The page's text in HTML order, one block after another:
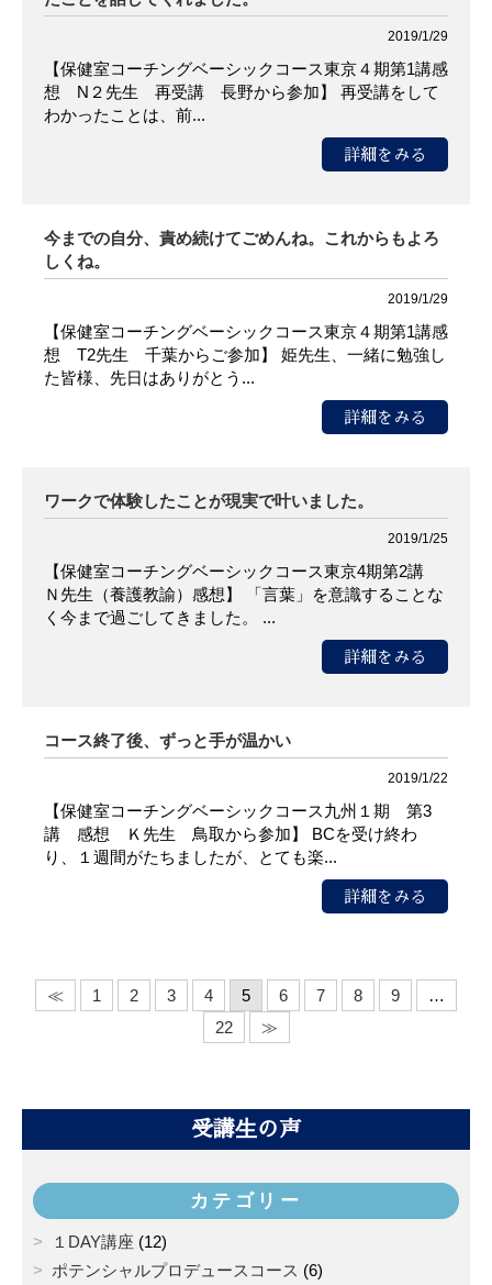
2019/1/29
【保健室コーチングベーシックコース東京４期第1講感
想 N２先生 再受講 長野から参加】 再受講をして
わかったことは、前...
詳細をみる
今までの自分、責め続けてごめんね。これからもよろ
しくね。
2019/1/29
【保健室コーチングベーシックコース東京４期第1講感
想 T2先生 千葉からご参加】 姫先生、一緒に勉強し
た皆様、先日はありがとう...
詳細をみる
ワークで体験したことが現実で叶いました。
2019/1/25
【保健室コーチングベーシックコース東京4期第2講
Ｎ先生（養護教諭）感想】 「言葉」を意識することな
く今まで過ごしてきました。 ...
詳細をみる
コース終了後、ずっと手が温かい
2019/1/22
【保健室コーチングベーシックコース九州１期 第3
講 感想 Ｋ先生 鳥取から参加】 BCを受け終わ
り、１週間がたちましたが、とても楽...
詳細をみる
≪ 1 2 3 4 5 6 7 8 9
…
22
≫
受講生の声
カテゴリー
１DAY講座 (12)
ポテンシャルプロデュースコース (6)